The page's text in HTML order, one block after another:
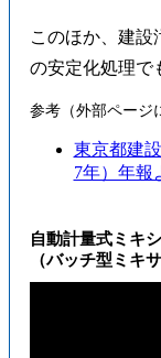
このほか、建設
の安定化処理で
参考（外部ページ
東京都建
7年）年報
自動計量式ミキ
（バッチ型ミキ